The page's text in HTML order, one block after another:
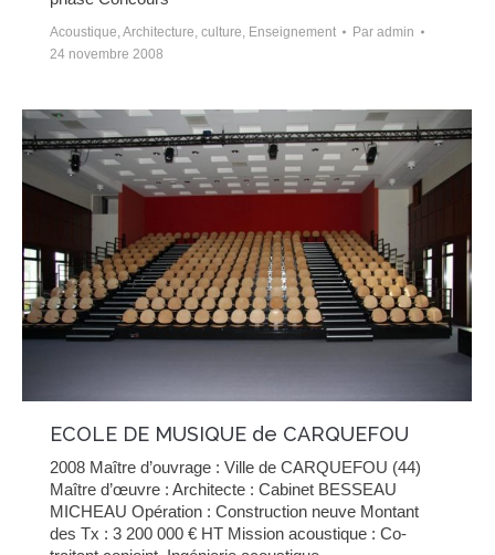
Acoustique,Architecture, culture, Enseignement Par admin
24 novembre 2008
ECOLE DE MUSIQUE de CARQUEFOU
2008 Maître d’ouvrage : Ville de CARQUEFOU (44)
Maître d’œuvre : Architecte : Cabinet BESSEAU
MICHEAU Opération : Construction neuve Montant
des Tx : 3 200 000 € HT Mission acoustique : Co-